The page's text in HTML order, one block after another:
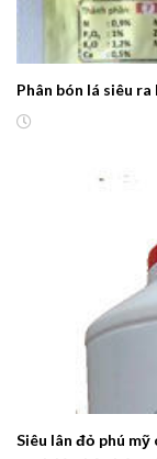
Phân bón lá siêu
Siêu lân đỏ phú mỹ